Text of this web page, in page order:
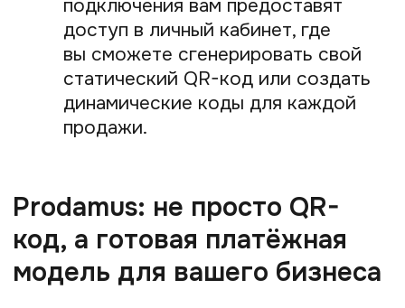
Как вернуть деньги
покупателю после
платежа по QR-коду
Возврат средств за покупку, оплаченную
по QR-коду, — стандартная процедура,
Запрос от покупателя. Клиент
обращается к вам с просьбой
о возврате. Ему нужно
предоставить электронный чек или